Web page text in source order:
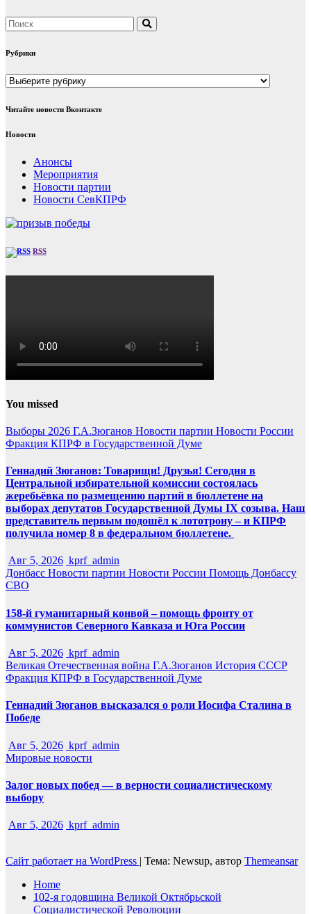
Рубрики
Рубрики
Читайте новости Вконтакте
Новости
Анонсы
Мероприятия
Новости партии
Новости СевКПРФ
RSS
You missed
Выборы 2026 Г.А.Зюганов Новости партии Новости России
Фракция КПРФ в Государственной Думе
Геннадий Зюганов: Товарищи! Друзья! Сегодня в
Центральной избирательной комиссии состоялась
жеребьёвка по размещению партий в бюллетене на
выборах депутатов Государственной Думы IX созыва. Наш
представитель первым подошёл к лототрону – и КПРФ
получила номер 8 в федеральном бюллетене.
Авг 5, 2026 kprf_admin
Донбасс Новости партии Новости России Помощь Донбассу
СВО
158-й гуманитарный конвой – помощь фронту от
коммунистов Северного Кавказа и Юга России
Авг 5, 2026 kprf_admin
Великая Отечественная война Г.А.Зюганов История СССР
Фракция КПРФ в Государственной Думе
Геннадий Зюганов высказался о роли Иосифа Сталина в
Победе
Авг 5, 2026 kprf_admin
Мировые новости
Залог новых побед — в верности социалистическому
выбору
Авг 5, 2026 kprf_admin
Сайт работает на WordPress | Тема: Newsup, автор Themeansar
Home
102-я годовщина Великой Октябрьской
Социалистической Революции